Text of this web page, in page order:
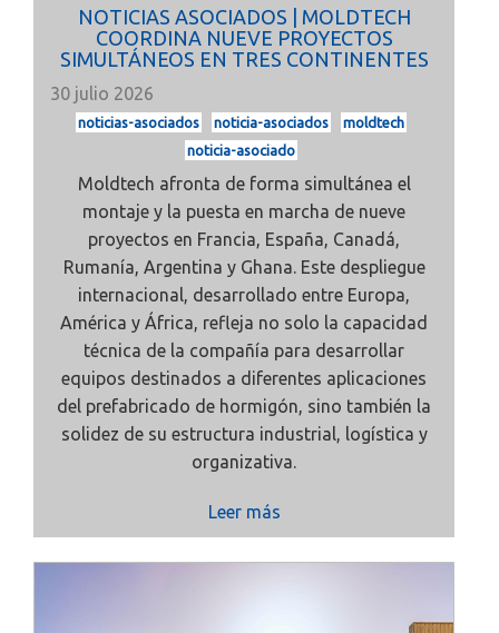
NOTICIAS ASOCIADOS | MOLDTECH
COORDINA NUEVE PROYECTOS
SIMULTÁNEOS EN TRES CONTINENTES
30 julio 2026
noticias-asociados noticia-asociados
moldtech
noticia-asociado
Moldtech afronta de forma simultánea el
montaje y la puesta en marcha de nueve
proyectos en Francia, España, Canadá,
Rumanía, Argentina y Ghana. Este despliegue
internacional, desarrollado entre Europa,
América y África, refleja no solo la capacidad
técnica de la compañía para desarrollar
equipos destinados a diferentes aplicaciones
del prefabricado de hormigón, sino también la
solidez de su estructura industrial, logística y
organizativa.
Leer más